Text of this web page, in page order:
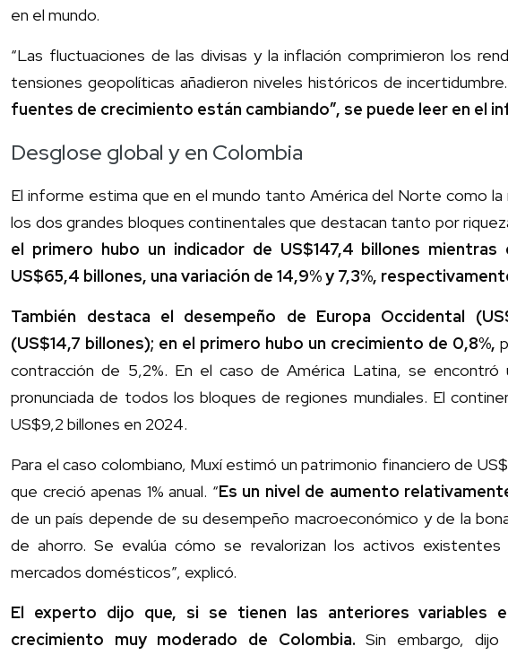
en el mundo.
“Las fluctuaciones de las divisas y la inflación comprimieron los
tensiones geopolíticas añadieron niveles históricos de incertidumbre.
fuentes de crecimiento están cambiando”, se puede leer en el
Desglose global y en Colombia
El informe estima que en el mundo tanto América del Norte como la
los dos grandes bloques continentales que destacan tanto por
el primero hubo un indicador de US$147,4 billones
US$65,4 billones, una variación de 14,9% y 7,3%,
También destaca el desempeño de Europa Occidental
(US$14,7 billones); en el primero hubo un crecimiento de 0,8%,
contracción de 5,2%. En el caso de América Latina, se encontró
pronunciada de todos los bloques de regiones mundiales. El
US$9,2 billones en 2024.
Para el caso colombiano, Muxí estimó un patrimonio financiero de
que creció apenas 1% anual. “Es un nivel de aumento
de un país depende de su desempeño macroeconómico y de la
de ahorro. Se evalúa cómo se revalorizan los activos
mercados domésticos”, explicó.
El experto dijo que, si se tienen las anteriores variables
crecimiento muy moderado de Colombia. Sin embargo,